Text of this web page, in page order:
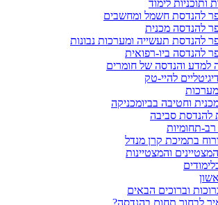
ותוכניות לימוד
להנדסת חשמל ומחשבים
להנדסה מכנית
להנדסת תעשייה ומערכות נבונות
להנדסה ביו-רפואית
למדע והנדסה של חומרים
להיי-טק
וחטיבה בביומכניקה
להנדסת סביבה
רב-תחומיות
בתמיכת קרן מנדל
והמצטיינות
וברוכים הבאים
לבחור תחום בהנדסה?